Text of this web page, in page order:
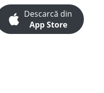
Descarcă din
App Store